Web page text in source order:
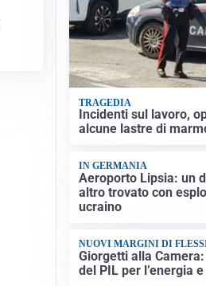
TRAGEDIA
Incidenti sul lavoro,
alcune lastre di
IN GERMANIA
Aeroporto Lipsia: un
altro trovato con
ucraino
NUOVI MARGINI DI
Giorgetti alla Camera:
del PIL per l’energia